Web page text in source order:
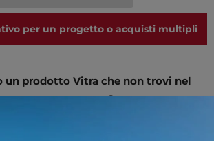
per un progetto o acquisti multipli
un prodotto Vitra che non trovi nel
nostro ecommerce?